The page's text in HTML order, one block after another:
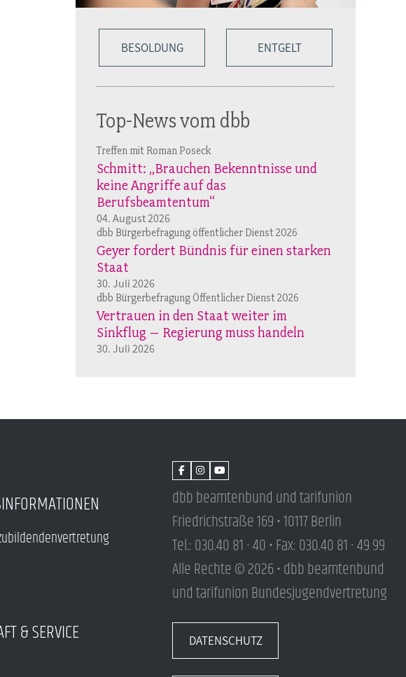
BESOLDUNG ENTGELT
Top-News vom dbb
Treffen mit Roman Poseck
Schmitt: „Brauchen Bekenntnisse und
keine Angriffe auf das
Berufsbeamtentum“
04. August 2026
dbb Bürgerbefragung öffentlicher Dienst 2026
Geyer fordert Bündnis für einen starken
Staat
30. Juli 2026
dbb Bürgerbefragung Öffentlicher Dienst 2026
Vertrauen in den Staat weiter im
Sinkflug – Regierung muss handeln
30. Juli 2026
& SERVICE
dbb beamtenbund und tarifunion
Friedrichstraße 169 • 10117 Berlin
Tel.: 030.40 81 - 40 • Fax: 030.40 81 - 49 99
Alle Rechte © 2026 • dbb beamtenbund
und tarifunion Bundesjugendvertretung
DATENSCHUTZ